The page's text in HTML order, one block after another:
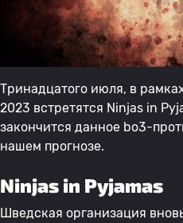
Тринадцатого июля, в
2023 встретятся Ninjas in
закончится данное bo3-
нашем прогнозе.
Ninjas in Pyjamas
Шведская организация